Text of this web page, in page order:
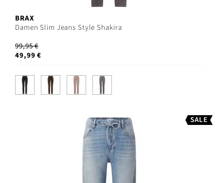
BRAX
Damen Slim Jeans Style Shakira
99,95 €
49,99 €
SALE